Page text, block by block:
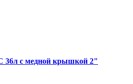
с медной крышкой 2"